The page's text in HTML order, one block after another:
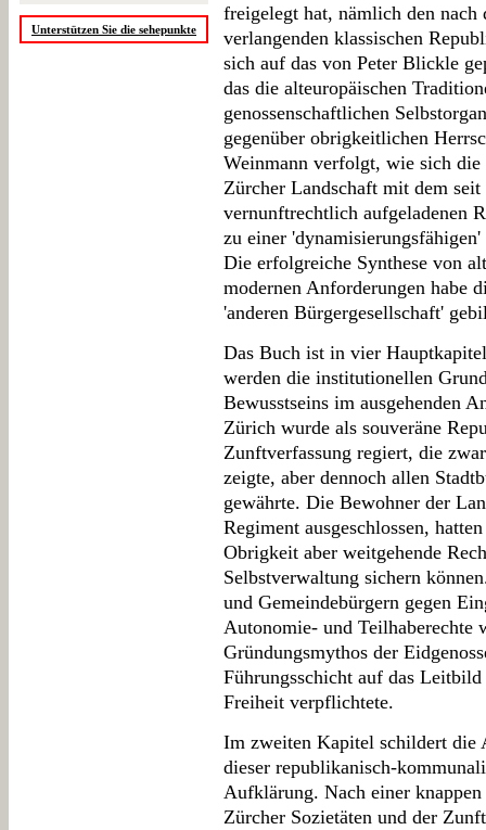
Unterstützen Sie die sehepunkte
freigelegt hat, nämlich den nach
verlangenden klassischen
sich auf das von Peter Blickle
das die alteuropäischen
genossenschaftlichen
gegenüber obrigkeitlichen
Weinmann verfolgt, wie sich
Zürcher Landschaft mit dem
vernunftrechtlich aufgeladenen
zu einer
Die erfolgreiche Synthese von
modernen Anforderungen habe
'anderen Bürgergesellschaft'
Das Buch ist in vier
werden die institutionellen
Bewusstseins im ausgehenden
Zürich wurde als souveräne
Zunftverfassung regiert, die
zeigte, aber dennoch allen
gewährte. Die Bewohner der
Regiment ausgeschlossen,
Obrigkeit aber weitgehende
Selbstverwaltung sichern
und Gemeindebürgern gegen
Autonomie- und Teilhaberechte
Gründungsmythos der
Führungsschicht auf das
Freiheit verpflichtete.
Im zweiten Kapitel schildert die
dieser republikanisch-
Aufklärung. Nach einer
Zürcher Sozietäten und der